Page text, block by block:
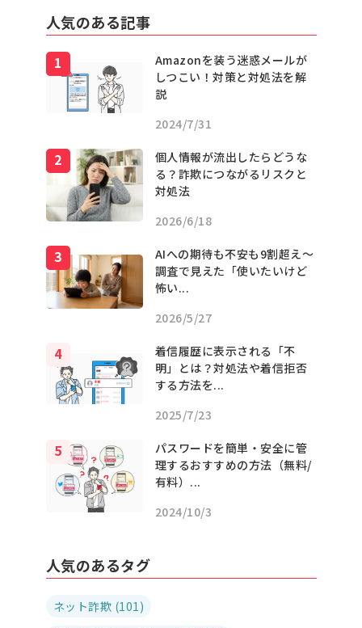
人気のある記事
Amazonを装う迷惑メールが
しつこい！対策と対処法を解
説
2024/7/31
個人情報が流出したらどうな
る？詐欺につながるリスクと
対処法
2026/6/18
AIへの期待も不安も9割超え〜
調査で見えた「使いたいけど
怖い...
2026/5/27
着信履歴に表示される「不
明」とは？対処法や着信拒否
する方法を...
2025/7/23
パスワードを簡単・安全に管
理するおすすめの方法（無料/
有料）...
2024/10/3
人気のあるタグ
ネット詐欺 (101)